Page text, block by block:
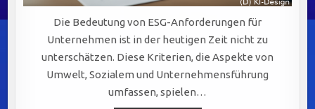
Die Bedeutung von ESG-Anforderungen für
Unternehmen ist in der heutigen Zeit nicht zu
unterschätzen. Diese Kriterien, die Aspekte von
Umwelt, Sozialem und Unternehmensführung
umfassen, spielen…